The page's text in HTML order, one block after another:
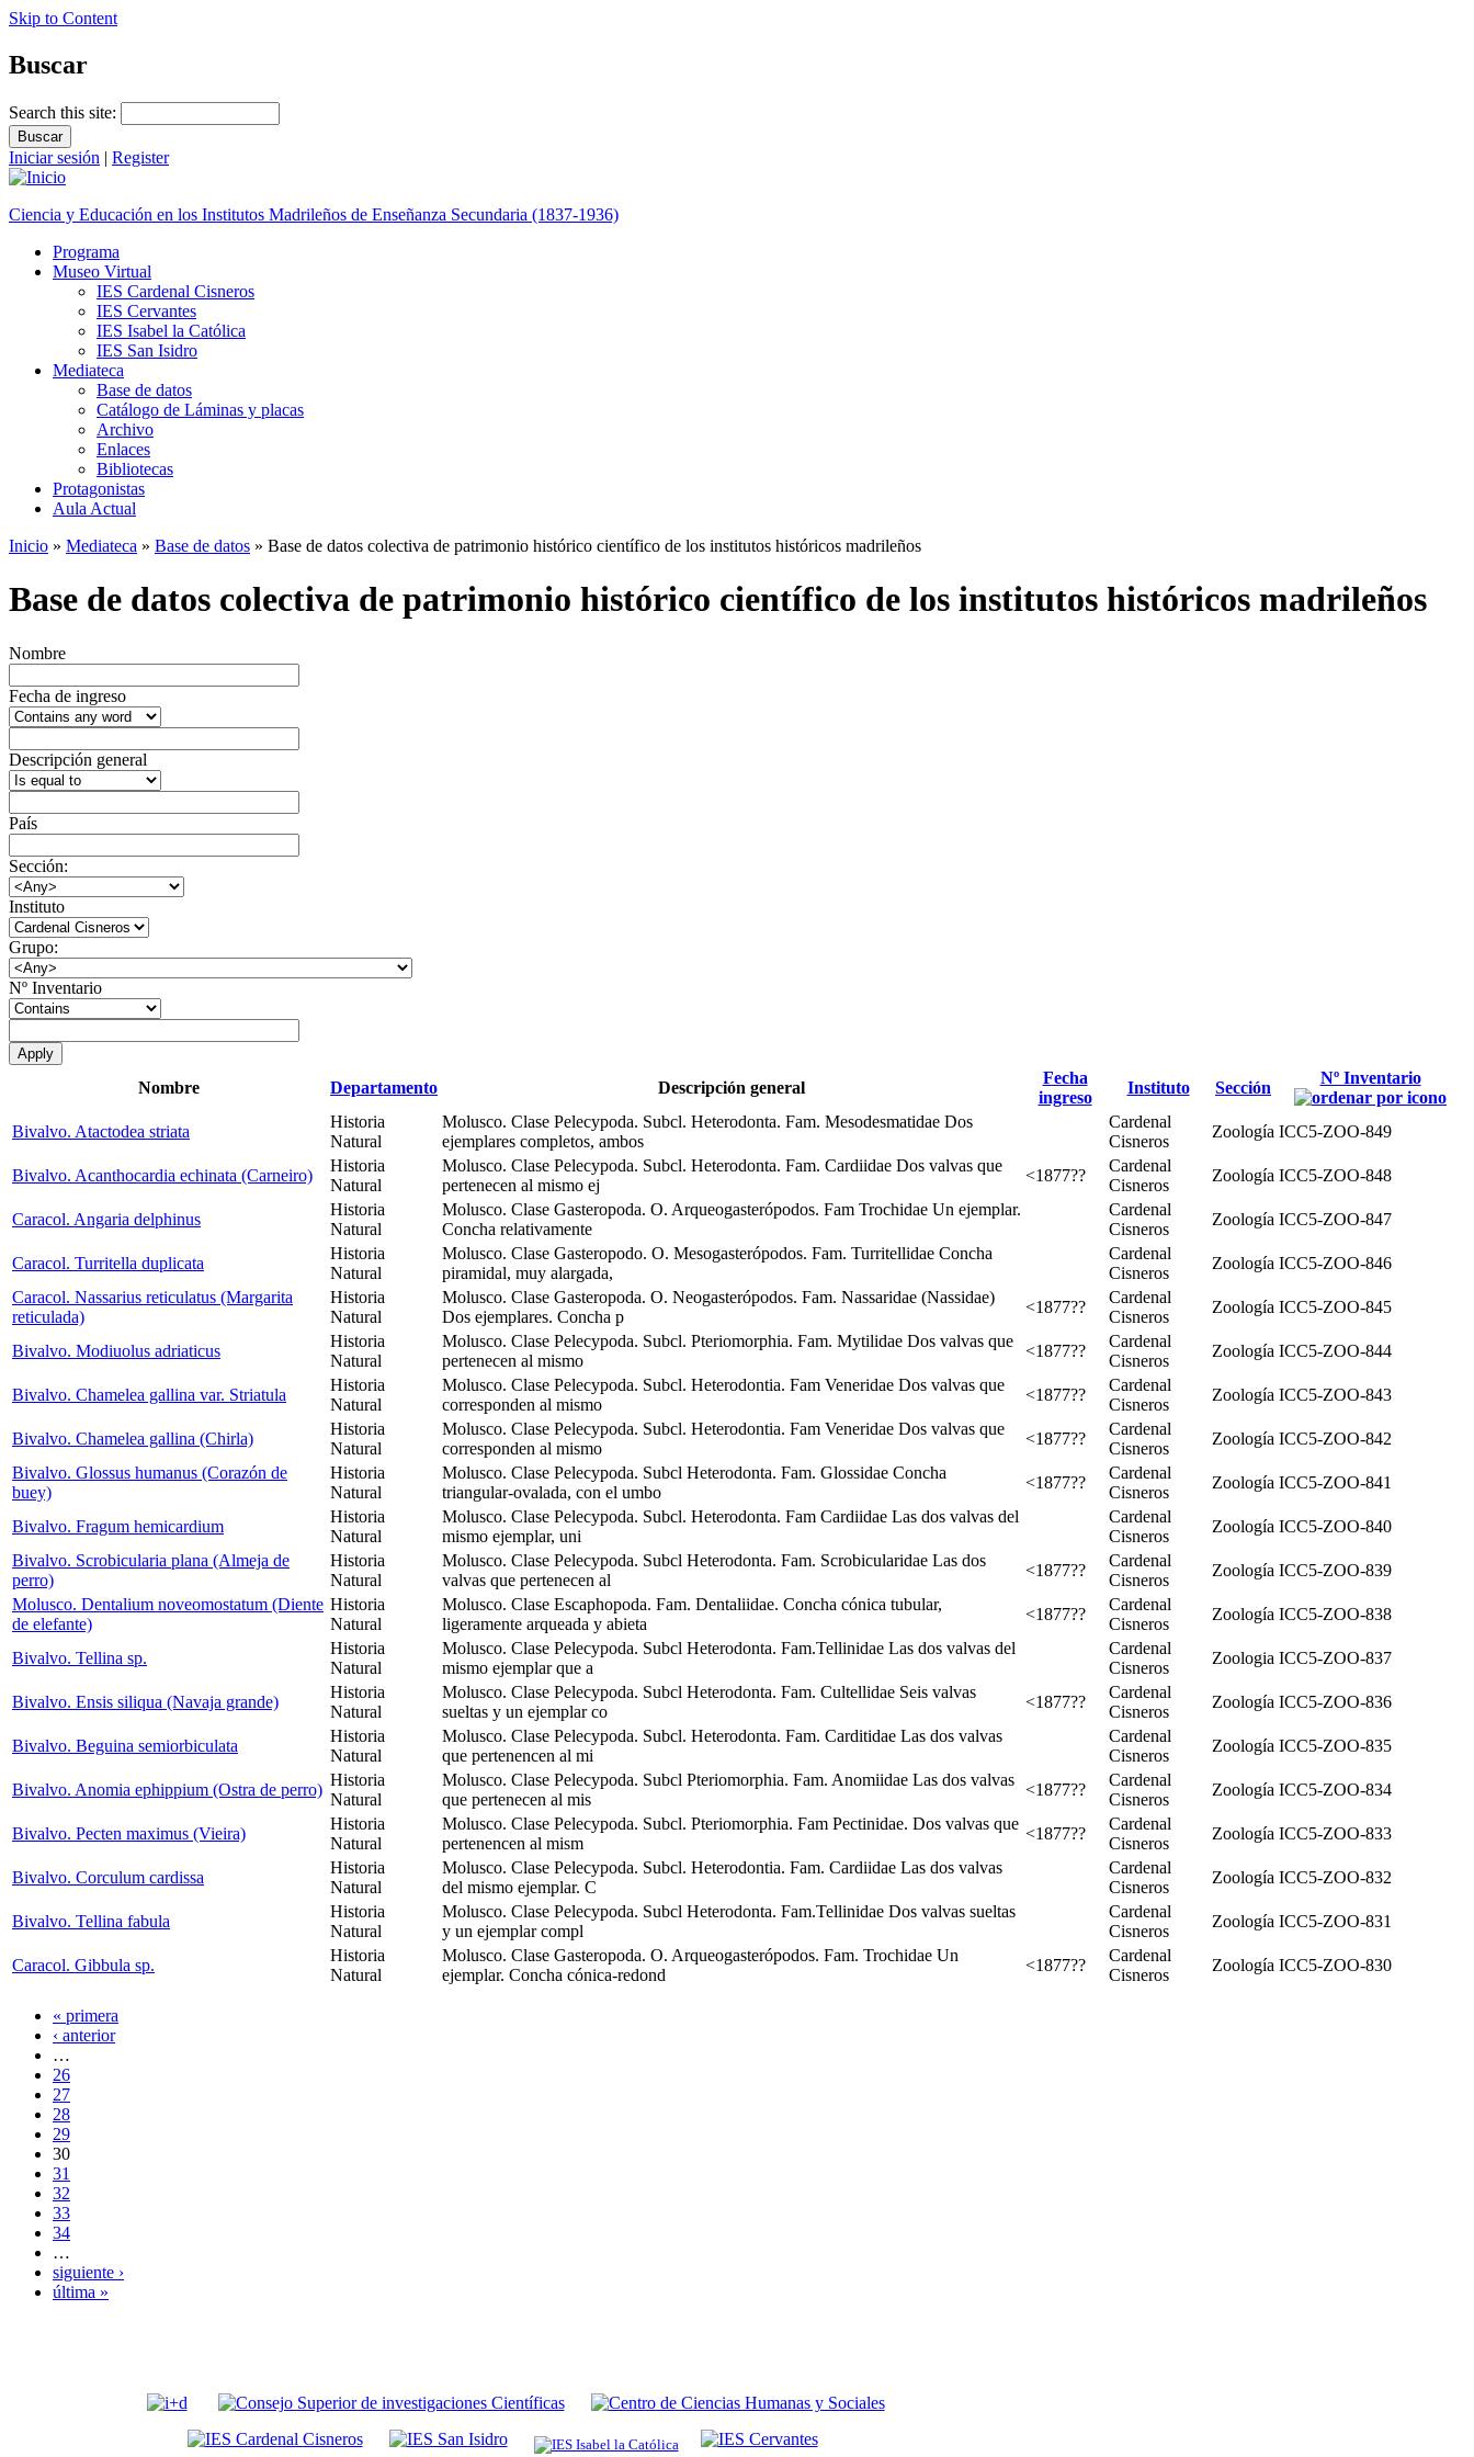
Skip to Content
Buscar
Search this site:
Iniciar sesión | Register
Ciencia y Educación en los Institutos Madrileños de Enseñanza Secundaria (1837-1936)
Programa
Museo Virtual
IES Cardenal Cisneros
IES Cervantes
IES Isabel la Católica
IES San Isidro
Mediateca
Base de datos
Catálogo de Láminas y placas
Archivo
Enlaces
Bibliotecas
Protagonistas
Aula Actual
Inicio » Mediateca » Base de datos » Base de datos colectiva de patrimonio histórico científico de los institutos históricos madrileños
Base de datos colectiva de patrimonio histórico científico de los institutos históricos madrileños
Nombre
Fecha de ingreso
Descripción general
País
Sección:
Instituto
Grupo:
Nº Inventario
Nombre Departamento Descripción general
Fecha
ingreso
Instituto Sección
Nº Inventario
Bivalvo. Atactodea striata
Historia
Natural
Molusco. Clase Pelecypoda. Subcl. Heterodonta. Fam. Mesodesmatidae Dos
ejemplares completos, ambos
Cardenal
Cisneros
Zoología ICC5-ZOO-849
Bivalvo. Acanthocardia echinata (Carneiro)
Historia
Natural
Molusco. Clase Pelecypoda. Subcl. Heterodonta. Fam. Cardiidae Dos valvas que
pertenecen al mismo ej
<1877??
Cardenal
Cisneros
Zoología ICC5-ZOO-848
Caracol. Angaria delphinus
Historia
Natural
Molusco. Clase Gasteropoda. O. Arqueogasterópodos. Fam Trochidae Un ejemplar.
Concha relativamente
Cardenal
Cisneros
Zoología ICC5-ZOO-847
Caracol. Turritella duplicata
Historia
Natural
Molusco. Clase Gasteropodo. O. Mesogasterópodos. Fam. Turritellidae Concha
piramidal, muy alargada,
Cardenal
Cisneros
Zoología ICC5-ZOO-846
Caracol. Nassarius reticulatus (Margarita
reticulada)
Historia
Natural
Molusco. Clase Gasteropoda. O. Neogasterópodos. Fam. Nassaridae (Nassidae)
Dos ejemplares. Concha p
<1877??
Cardenal
Cisneros
Zoología ICC5-ZOO-845
Bivalvo. Modiuolus adriaticus
Historia
Natural
Molusco. Clase Pelecypoda. Subcl. Pteriomorphia. Fam. Mytilidae Dos valvas que
pertenecen al mismo
<1877??
Cardenal
Cisneros
Zoología ICC5-ZOO-844
Bivalvo. Chamelea gallina var. Striatula
Historia
Natural
Molusco. Clase Pelecypoda. Subcl. Heterodontia. Fam Veneridae Dos valvas que
corresponden al mismo
<1877??
Cardenal
Cisneros
Zoología ICC5-ZOO-843
Bivalvo. Chamelea gallina (Chirla)
Historia
Natural
Molusco. Clase Pelecypoda. Subcl. Heterodontia. Fam Veneridae Dos valvas que
corresponden al mismo
<1877??
Cardenal
Cisneros
Zoología ICC5-ZOO-842
Bivalvo. Glossus humanus (Corazón de
buey)
Historia
Natural
Molusco. Clase Pelecypoda. Subcl Heterodonta. Fam. Glossidae Concha
triangular-ovalada, con el umbo
<1877??
Cardenal
Cisneros
Zoología ICC5-ZOO-841
Bivalvo. Fragum hemicardium
Historia
Natural
Molusco. Clase Pelecypoda. Subcl. Heterodonta. Fam Cardiidae Las dos valvas del
mismo ejemplar, uni
Cardenal
Cisneros
Zoología ICC5-ZOO-840
Bivalvo. Scrobicularia plana (Almeja de
perro)
Historia
Natural
Molusco. Clase Pelecypoda. Subcl Heterodonta. Fam. Scrobicularidae Las dos
valvas que pertenecen al
<1877??
Cardenal
Cisneros
Zoología ICC5-ZOO-839
Molusco. Dentalium noveomostatum (Diente
de elefante)
Historia
Natural
Molusco. Clase Escaphopoda. Fam. Dentaliidae. Concha cónica tubular,
ligeramente arqueada y abieta
<1877??
Cardenal
Cisneros
Zoología ICC5-ZOO-838
Bivalvo. Tellina sp.
Historia
Natural
Molusco. Clase Pelecypoda. Subcl Heterodonta. Fam.Tellinidae Las dos valvas del
mismo ejemplar que a
Cardenal
Cisneros
Zoologia ICC5-ZOO-837
Bivalvo. Ensis siliqua (Navaja grande)
Historia
Natural
Molusco. Clase Pelecypoda. Subcl Heterodonta. Fam. Cultellidae Seis valvas
sueltas y un ejemplar co
<1877??
Cardenal
Cisneros
Zoología ICC5-ZOO-836
Bivalvo. Beguina semiorbiculata
Historia
Natural
Molusco. Clase Pelecypoda. Subcl. Heterodonta. Fam. Carditidae Las dos valvas
que pertenencen al mi
Cardenal
Cisneros
Zoología ICC5-ZOO-835
Bivalvo. Anomia ephippium (Ostra de perro)
Historia
Natural
Molusco. Clase Pelecypoda. Subcl Pteriomorphia. Fam. Anomiidae Las dos valvas
que pertenecen al mis
<1877??
Cardenal
Cisneros
Zoología ICC5-ZOO-834
Bivalvo. Pecten maximus (Vieira)
Historia
Natural
Molusco. Clase Pelecypoda. Subcl. Pteriomorphia. Fam Pectinidae. Dos valvas que
pertenencen al mism
<1877??
Cardenal
Cisneros
Zoología ICC5-ZOO-833
Bivalvo. Corculum cardissa
Historia
Natural
Molusco. Clase Pelecypoda. Subcl. Heterodontia. Fam. Cardiidae Las dos valvas
del mismo ejemplar. C
Cardenal
Cisneros
Zoología ICC5-ZOO-832
Bivalvo. Tellina fabula
Historia
Natural
Molusco. Clase Pelecypoda. Subcl Heterodonta. Fam.Tellinidae Dos valvas sueltas
y un ejemplar compl
Cardenal
Cisneros
Zoología ICC5-ZOO-831
Caracol. Gibbula sp.
Historia
Natural
Molusco. Clase Gasteropoda. O. Arqueogasterópodos. Fam. Trochidae Un
ejemplar. Concha cónica-redond
<1877??
Cardenal
Cisneros
Zoología ICC5-ZOO-830
« primera
‹ anterior
…
26
27
28
29
30
31
32
33
34
…
siguiente ›
última »